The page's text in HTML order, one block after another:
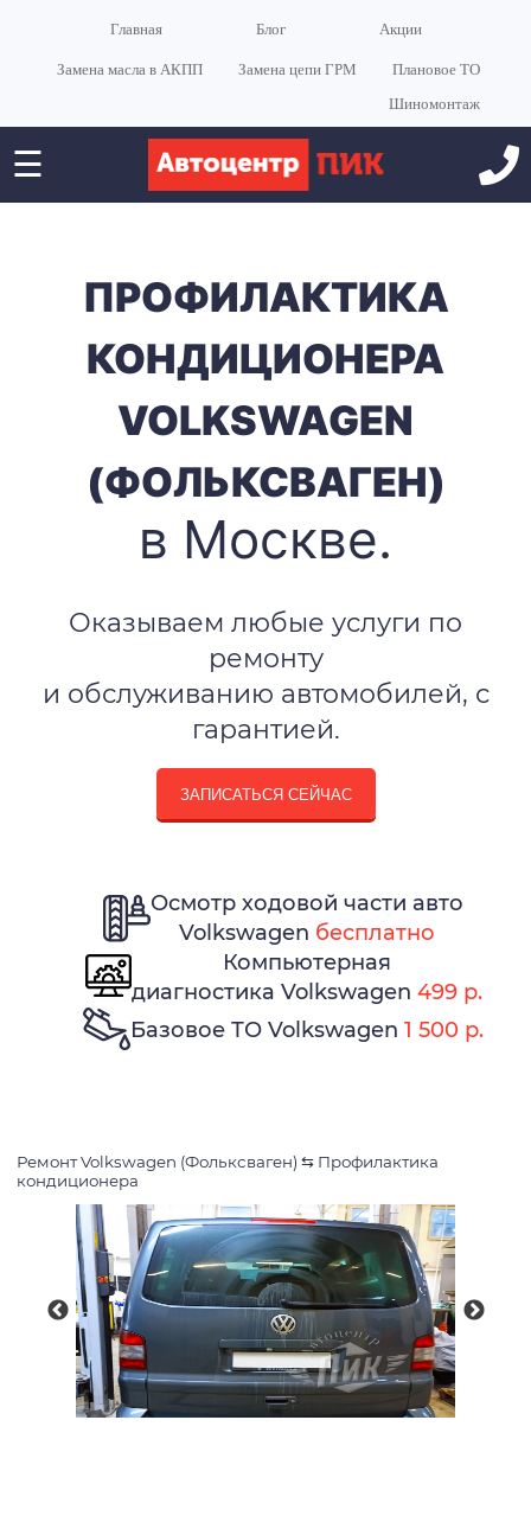
Главная Блог Акции
Замена масла в АКПП Замена цепи ГРМ
Плановое ТО
Шиномонтаж
☰
ПРОФИЛАКТИКА
КОНДИЦИОНЕРА
VOLKSWAGEN
(ФОЛЬКСВАГЕН)
в Москве.
Оказываем любые услуги по
ремонту
и обслуживанию автомобилей, с
гарантией.
ЗАПИСАТЬСЯ СЕЙЧАС
Осмотр ходовой части авто
Volkswagen бесплатно
Компьютерная
диагностика Volkswagen 499 р.
Базовое ТО Volkswagen 1 500 р.
Ремонт Volkswagen (Фольксваген) ⇆ Профилактика
кондиционера